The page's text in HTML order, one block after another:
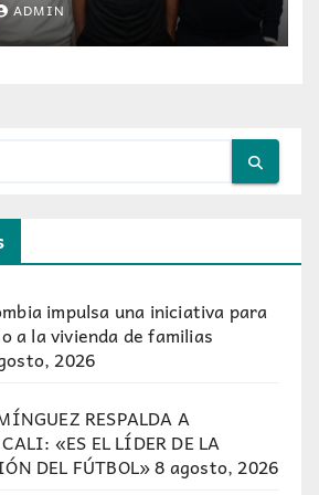
ADMIN
impulsa una iniciativa para
a la vivienda de familias
2026
RESPALDA A
«ES EL LÍDER DE LA
DEL FÚTBOL»8 agosto, 2026